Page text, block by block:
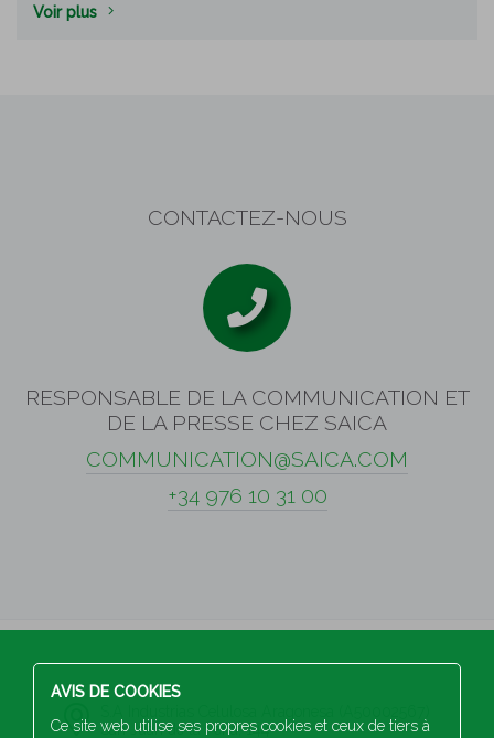
Voir plus
CONTACTEZ-NOUS
RESPONSABLE DE LA COMMUNICATION ET
DE LA PRESSE CHEZ SAICA
COMMUNICATION@SAICA.COM
+34 976 10 31 00
San Juan de la Peña, 144
AVIS DE COOKIES
Ce site web utilise ses propres cookies et ceux de tiers à